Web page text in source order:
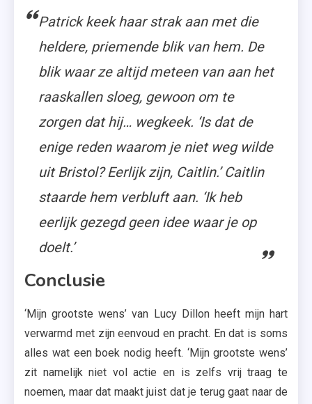
Patrick keek haar strak aan met die
heldere, priemende blik van hem. De
blik waar ze altijd meteen van aan het
raaskallen sloeg, gewoon om te
zorgen dat hij… wegkeek. ‘Is dat de
enige reden waarom je niet weg wilde
uit Bristol? Eerlijk zijn, Caitlin.’ Caitlin
staarde hem verbluft aan. ‘Ik heb
eerlijk gezegd geen idee waar je op
doelt.’
Conclusie
‘Mijn grootste wens’ van Lucy Dillon heeft mijn hart
verwarmd met zijn eenvoud en pracht. En dat is soms
alles wat een boek nodig heeft. ‘Mijn grootste wens’
zit namelijk niet vol actie en is zelfs vrij traag te
noemen, maar dat maakt juist dat je terug gaat naar de